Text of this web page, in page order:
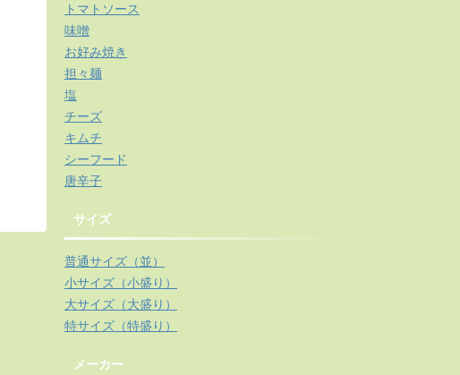
トマトソース
味噌
お好み焼き
担々麺
塩
チーズ
キムチ
シーフード
唐辛子
サイズ
普通サイズ（並）
小サイズ（小盛り）
大サイズ（大盛り）
特サイズ（特盛り）
メーカー